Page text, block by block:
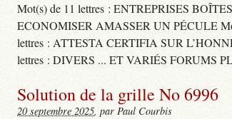
Mot(s) de 11 lettres : ENTREPRISES
ECONOMISER AMASSER UN PÉCULE
lettres : ATTESTA CERTIFIA SUR
lettres : DIVERS ... ET VARIÉS FORUMS
Solution de la grille No 6996
20 septembre 2025, par Paul Courbis